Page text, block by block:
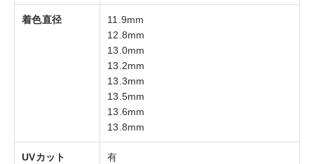
着色直径
11.9mm
12.8mm
13.0mm
13.2mm
13.3mm
13.5mm
13.6mm
13.8mm
UVカット 有